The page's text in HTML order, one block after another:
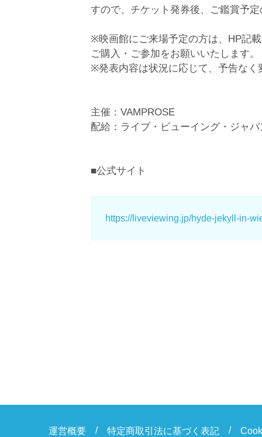
すので、チケット発券後、ご鑑賞予
※映画館にご来場予定の方は、HP記
ご購入・ご参加をお願いいたします。
※発表内容は状況に応じて、予告な
主催：VAMPROSE
配給：ライブ・ビューイング・ジャパ
■公式サイト
https://liveviewing.jp/hyde-jekyll-in-
運営概要 特定商取引法に基づく表記